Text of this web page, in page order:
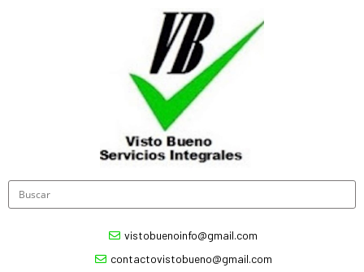
vistobuenoinfo@gmail.com
contactovistobueno@gmail.com